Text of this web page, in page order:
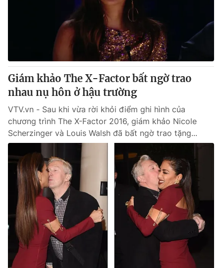
® Cấm sao chép dưới mọi hình thức nếu không có sự chấp
thuận bằng văn bản. Ghi rõ nguồn VTV.vn khi phát hành lại
thông tin từ website này.
Giám khảo The X-Factor bất ngờ trao
nhau nụ hôn ở hậu trường
VTV.vn - Sau khi vừa rời khỏi điểm ghi hình của
chương trình The X-Factor 2016, giám khảo Nicole
Scherzinger và Louis Walsh đã bất ngờ trao tặng...